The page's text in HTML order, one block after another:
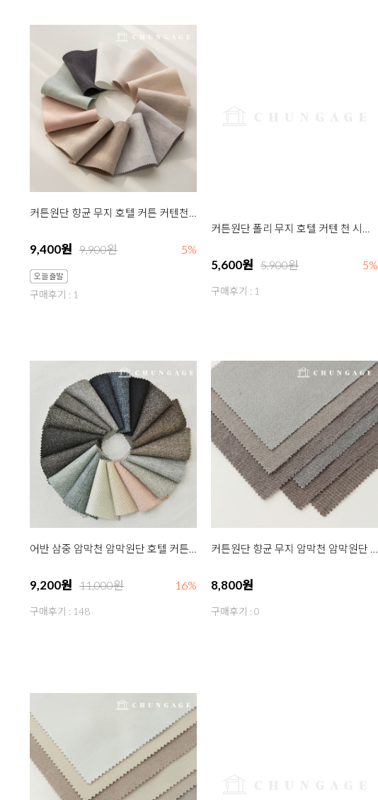
커튼원단 향균 무지 호텔 커튼 커텐천 원단 코나 11종
9,400원 9,900원 5%
구매후기 : 1
구매후기 : 1
어반 삼중 암막천 암막원단 호텔 커튼 커텐 천 원단 18종
9,200원 11,000원 16%
구매후기 : 148
커튼원단 향균 무지 암막천 암막원단 호텔 커튼 커텐천 대폭 텐더 6종
8,800원
구매후기 : 0